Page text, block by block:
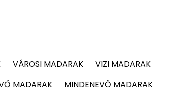
VÁROSI MADARAK
VIZI MADARAK
MADARAK
MINDENEVŐ MADARAK